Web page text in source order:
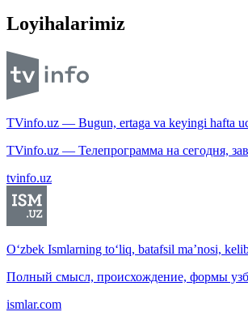
Loyihalarimiz
TVinfo.uz — Bugun, ertaga va keyingi hafta
TVinfo.uz — Телепрограмма на сегодня,
tvinfo.uz
O‘zbek Ismlarning to‘liq, batafsil ma’nosi,
Полный смысл, происхождение, формы
ismlar.com